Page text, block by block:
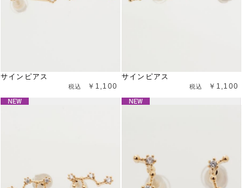
サインピアス
￥1,100
サインピアス
￥1,100